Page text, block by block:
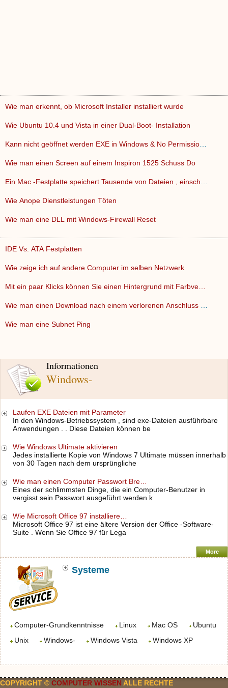
Informationen
Windows-
Laufen EXE Dateien mit Parameter
In den Windows-Betriebssystem , sind exe-Dateien ausführbare
Anwendungen . . Diese Dateien können be
Wie Windows Ultimate aktivieren
Jedes installierte Kopie von Windows 7 Ultimate müssen innerhalb
von 30 Tagen nach dem ursprüngliche
Wie man einen Computer Passwort Bre…
Eines der schlimmsten Dinge, die ein Computer-Benutzer in
vergisst sein Passwort ausgeführt werden k
Wie Microsoft Office 97 installiere…
Microsoft Office 97 ist eine ältere Version der Office -Software-
Suite . Wenn Sie Office 97 für Lega
More
Systeme
Computer-Grundkenntnisse Linux Mac OS
Ubuntu
Unix
Windows- Windows Vista Windows XP
Wie man erkennt, ob Microsoft Installer installiert wurde
Wie Ubuntu 10.4 und Vista in einer Dual-Boot- Installation
Wie man einen Screen auf einem Inspiron 1525 Schuss Do
Wie Anope Dienstleistungen Töten
Wie man eine DLL mit Windows-Firewall Reset
IDE Vs. ATA Festplatten
Wie zeige ich auf andere Computer im selben Netzwerk
Mit ein paar Klicks können Sie einen Hintergrund mit Farbve…
Wie man eine Subnet Ping
COPYRIGHT © COMPUTER WISSEN ALLE RECHTE